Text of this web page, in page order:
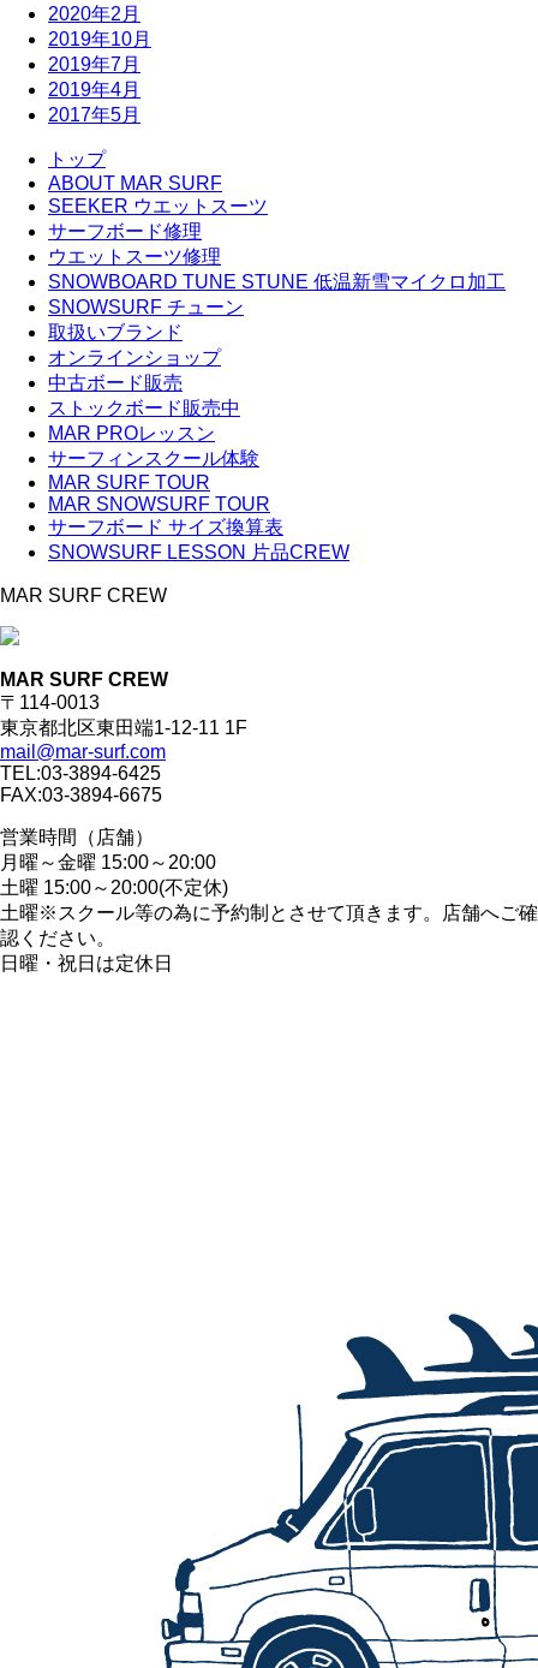
2020年2月
2019年10月
2019年7月
2019年4月
2017年5月
トップ
ABOUT MAR SURF
SEEKER ウエットスーツ
サーフボード修理
ウエットスーツ修理
SNOWBOARD TUNE STUNE 低温新雪マイクロ加工
SNOWSURF チューン
取扱いブランド
オンラインショップ
中古ボード販売
ストックボード販売中
MAR PROレッスン
サーフィンスクール体験
MAR SURF TOUR
MAR SNOWSURF TOUR
サーフボード サイズ換算表
SNOWSURF LESSON 片品CREW
MAR SURF CREW
MAR SURF CREW
〒114-0013
東京都北区東田端1-12-11 1F
mail@mar-surf.com
TEL:03-3894-6425
FAX:03-3894-6675
営業時間（店舗）
月曜～金曜 15:00～20:00
土曜 15:00～20:00(不定休)
土曜※スクール等の為に予約制とさせて頂きます。店舗へご確
認ください。
日曜・祝日は定休日